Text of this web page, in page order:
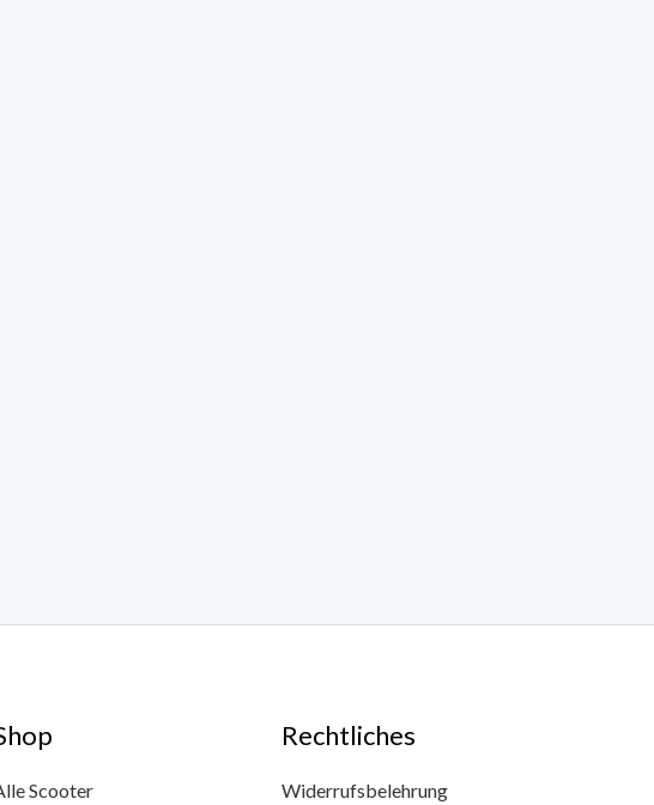
Scooter
Rechtliches
Widerrufsbelehrung